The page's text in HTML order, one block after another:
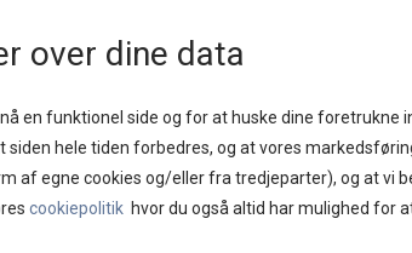
over dine data
en funktionel side og for at huske dine
siden hele tiden forbedres, og at vores
af egne cookies og/eller fra tredjeparter), og at vi
cookiepolitik hvor du også altid har mulighed for
SALE BRANDS DAMETØJ